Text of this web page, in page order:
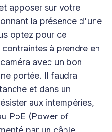
et apposer sur votre
la présence d'une
optez pour ce
à prendre en
avec un bon
portée. Il faudra
et dans un
aux intempéries,
PoE (Power of
par un câble